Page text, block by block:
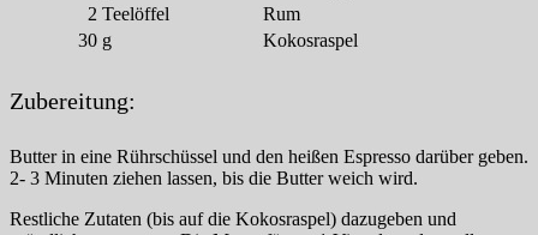
2 Teelöffel
Rum
30 g Kokosraspel
Zubereitung:
Butter in eine Rührschüssel und den heißen Espresso darüber geben.
2- 3 Minuten ziehen lassen, bis die Butter weich wird.
Restliche Zutaten (bis auf die Kokosraspel) dazugeben und